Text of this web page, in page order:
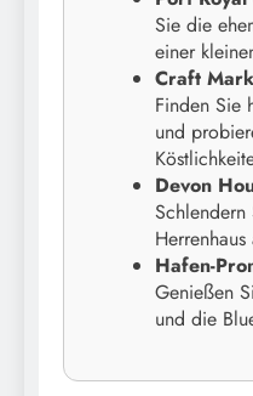
Sie die
einer
Craft
Finden Sie
und
Devon
Hafen-
Genießen
und die